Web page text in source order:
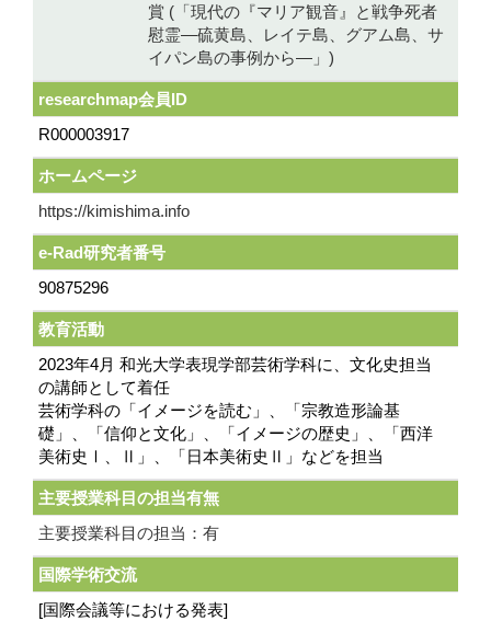
賞 (「現代の『マリア観音』と戦争死者
慰霊―硫黄島、レイテ島、グアム島、サ
イパン島の事例から―」)
researchmap会員ID
R000003917
ホームページ
https://kimishima.info
e-Rad研究者番号
90875296
教育活動
2023年4月 和光大学表現学部芸術学科に、文化史担当
の講師として着任
芸術学科の「イメージを読む」、「宗教造形論基
礎」、「信仰と文化」、「イメージの歴史」、「西洋
美術史Ⅰ、Ⅱ」、「日本美術史Ⅱ」などを担当
主要授業科目の担当有無
主要授業科目の担当：有
国際学術交流
[国際会議等における発表]